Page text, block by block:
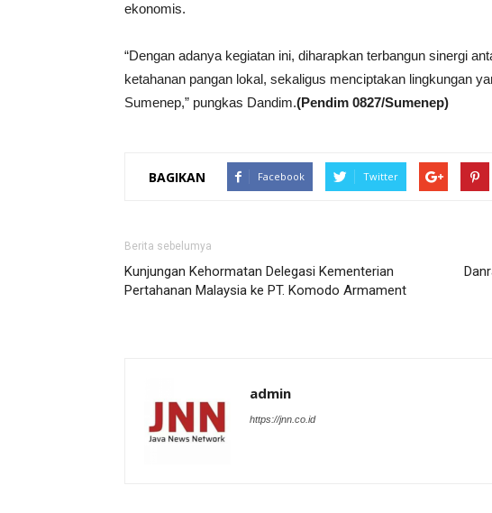
ekonomis.
“Dengan adanya kegiatan ini, diharapkan terbangun sinergi
ketahanan pangan lokal, sekaligus menciptakan lingkungan
Sumenep,” pungkas Dandim.(Pendim 0827/Sumenep)
BAGIKAN Facebook Twitter
Berita sebelumya
Kunjungan Kehormatan Delegasi Kementerian
Pertahanan Malaysia ke PT. Komodo Armament
admin
https://jnn.co.id